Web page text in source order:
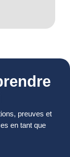
preuves et
en tant que